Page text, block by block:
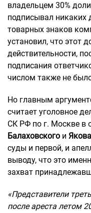
владельцем 30%
подписывал никаких
товарных знаков
установил, что этот
действительности,
подписания
числом также не
Но главным
считает уголовное
СК РФ по г. Москве в
Балаховского и
суды и первой, и
выводу, что это
захват
«Представители
после ареста летом